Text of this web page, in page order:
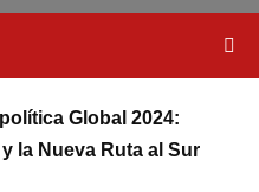
Global 2024:
la Nueva Ruta al Sur